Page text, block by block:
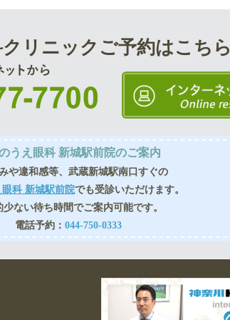
リニック ご予約はこちら
うえ眼科 新城駅前院のご案内
や違和感等、武蔵新城駅南口すぐの
科 新城駅前院でも受診いただけます。
少ない待ち時間でご案内可能です。
電話予約：044-750-0333